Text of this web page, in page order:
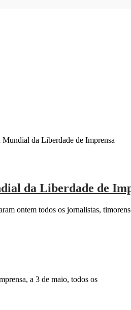
da Liberdade de Imprensa
da Liberdade de
ontem todos os jornalistas,
a 3 de maio, todos os